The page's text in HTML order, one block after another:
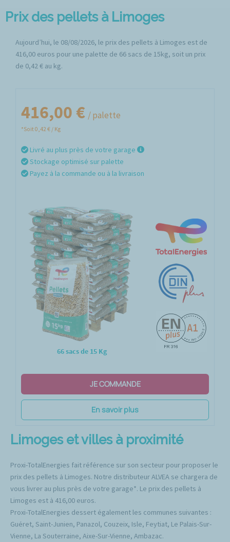
Prix des pellets à Limoges
Aujourd’hui, le 08/08/2026, le prix des pellets à Limoges est de
416,00 euros pour une palette de 66 sacs de 15kg, soit un prix
de 0,42 € au kg.
66 sacs de 15 Kg
416,00 € / palette
*Soit 0,42 € / Kg
Livré au plus près de votre garage
Stockage optimisé sur palette
Payez à la commande ou à la livraison
JE COMMANDE
En savoir plus
Limoges et villes à proximité
Proxi-TotalEnergies fait référence sur son secteur pour proposer le
prix des pellets à Limoges. Notre distributeur ALVEA se chargera de
vous livrer au plus près de votre garage*. Le prix des pellets à
Limoges est à 416,00 euros.
Proxi-TotalEnergies dessert également les communes suivantes :
Guéret, Saint-Junien, Panazol, Couzeix, Isle, Feytiat, Le Palais-Sur-
Vienne, La Souterraine, Aixe-Sur-Vienne, Ambazac.